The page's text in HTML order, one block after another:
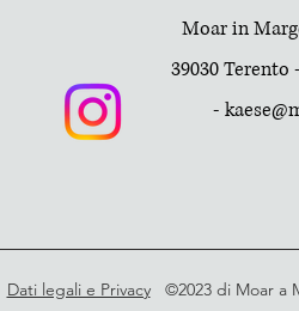
Moar in
39030 Terento
-
Dati legali e Privacy©2023 di Moar a